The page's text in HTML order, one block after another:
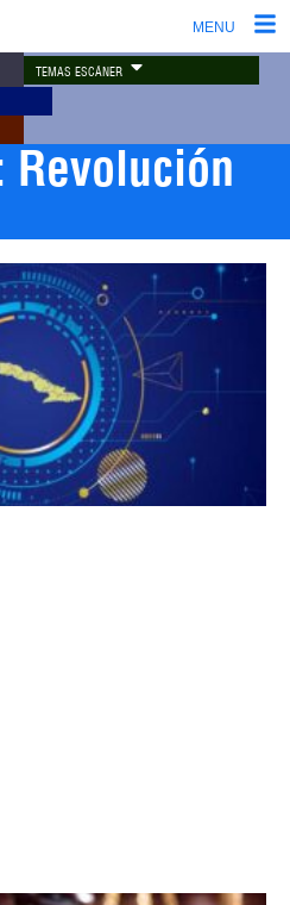
MENU
TEMAS ESCÁNER
Revolución